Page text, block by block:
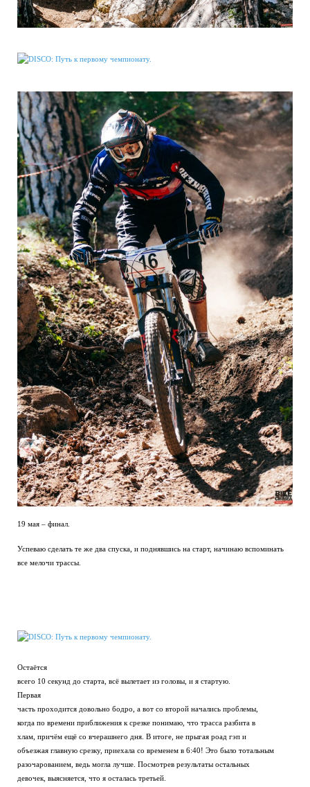
19 мая – финал.
Успеваю сделать те же два спуска, и поднявшись на старт, начинаю вспоминать
все мелочи трассы.
Остаётся
всего 10 секунд до старта, всё вылетает из головы, и я стартую.
Первая
часть проходится довольно бодро, а вот со второй начались проблемы,
когда по времени приближения к срезке понимаю, что трасса разбита в
хлам, причём ещё со вчерашнего дня. В итоге, не прыгая роад гэп и
объезжая главную срезку, приехала со временем в 6:40! Это было тотальным
разочарованием, ведь могла лучше. Посмотрев результаты остальных
девочек, выясняется, что я осталась третьей.